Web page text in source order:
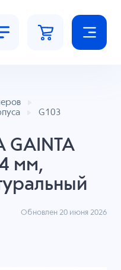
G103
GAINTA
мм,
Обновлен 20 июня 2026